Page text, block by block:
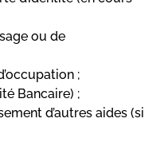
ou de
;
Bancaire) ;
d’autres aides (si